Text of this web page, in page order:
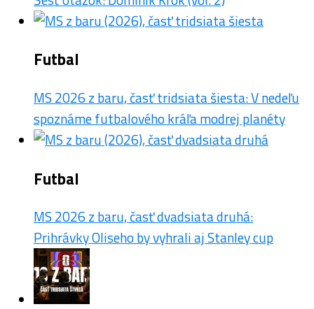
Futbal
MS 2026 z baru, časť tridsiata šiesta: V nedeľu
spoznáme futbalového kráľa modrej planéty
Futbal
MS 2026 z baru, časť dvadsiata druhá:
Prihrávky Oliseho by vyhrali aj Stanley cup